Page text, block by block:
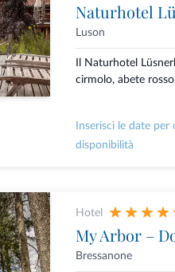
Naturhotel
Luson
Il Naturhotel
cirmolo, abete
Inserisci le date per
disponibilità
Hotel
My Arbor –
Bressanone